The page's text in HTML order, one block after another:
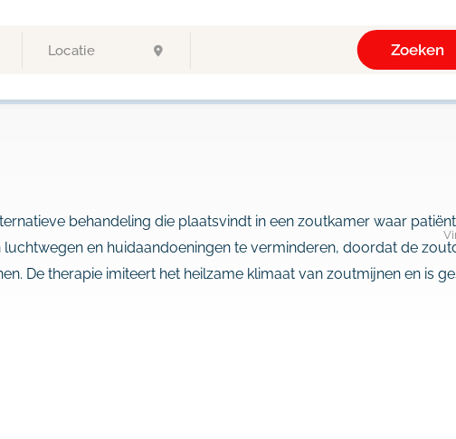
Zoeken
behandeling die plaatsvindt in een zoutkamer waar
en huidaandoeningen te verminderen, doordat de
De therapie imiteert het heilzame klimaat van zoutmijnen en is